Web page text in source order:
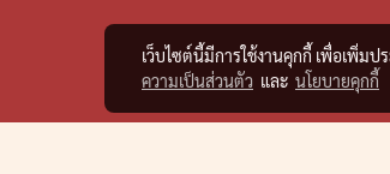
เว็บไซต์นี้มีการใช้งานคุกกี้ เพื่อเพิ่ม
ความเป็นส่วนตัว และ นโยบายคุกกี้